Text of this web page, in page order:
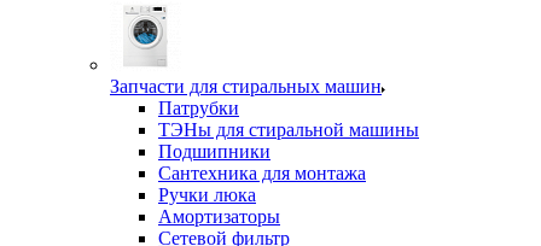
Запчасти для стиральных машин
Патрубки
ТЭНы для стиральной машины
Подшипники
Сантехника для монтажа
Ручки люка
Амортизаторы
Сетевой фильтр